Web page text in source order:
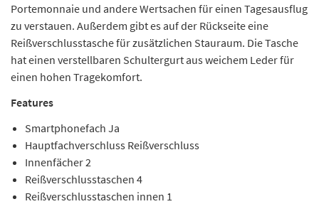
Portemonnaie und andere Wertsachen für einen Tagesausflug
zu verstauen. Außerdem gibt es auf der Rückseite eine
Reißverschlusstasche für zusätzlichen Stauraum. Die Tasche
hat einen verstellbaren Schultergurt aus weichem Leder für
einen hohen Tragekomfort.
Features
Smartphonefach Ja
Hauptfachverschluss Reißverschluss
Innenfächer 2
Reißverschlusstaschen 4
Reißverschlusstaschen innen 1